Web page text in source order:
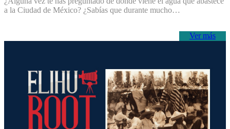
a la Ciudad de México? ¿Sabías que durante mucho…
Ver más